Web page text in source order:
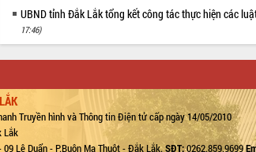
UBND tỉnh Đắk Lắk tổng kết công tác thực hiện các
17:46)
Truyền hình và Thông tin Điện tử cấp ngày 14/05/2010
Lắk
Lê Duẩn - P.Buôn Ma Thuột - Đắk Lắk.SĐT:0262.859.9699